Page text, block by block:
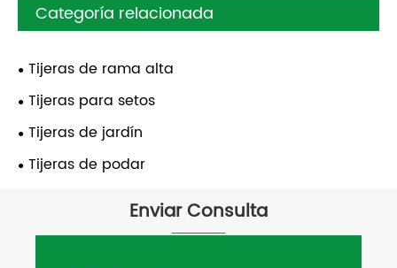
Categoría relacionada
Tijeras de rama alta
Tijeras para setos
Tijeras de jardín
Tijeras de podar
Enviar Consulta